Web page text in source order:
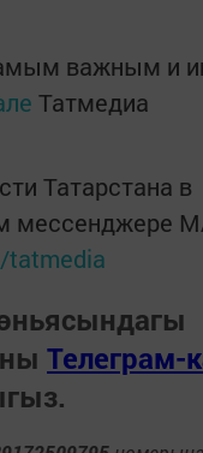
важным и
Татмедиа
Татарстана в
мессенджере
tatmedia
Телеграм-